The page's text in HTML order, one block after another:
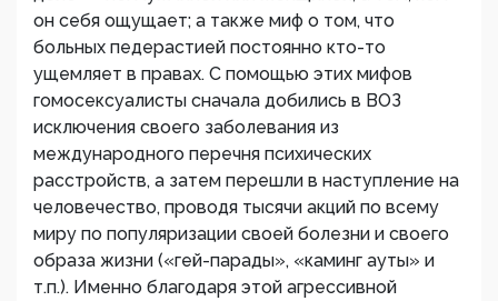
он себя ощущает; а также миф о том, что
больных педерастией постоянно кто-то
ущемляет в правах. С помощью этих мифов
гомосексуалисты сначала добились в ВОЗ
исключения своего заболевания из
международного перечня психических
расстройств, а затем перешли в наступление на
человечество, проводя тысячи акций по всему
миру по популяризации своей болезни и своего
образа жизни («гей-парады», «каминг ауты» и
т.п.). Именно благодаря этой агрессивной